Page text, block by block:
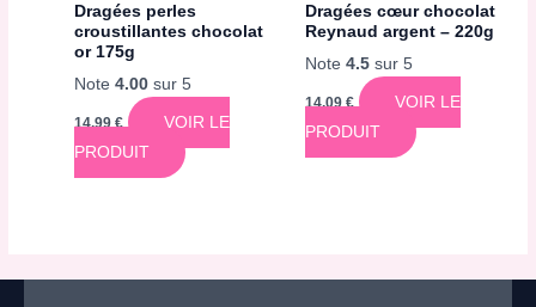
Dragées perles
croustillantes chocolat
or 175g
Note4.00 sur 5
14,99€
VOIR LE
PRODUIT
Dragées cœur chocolat
Reynaud argent – 220g
Note 4.5sur 5
14,09€
VOIR LE
PRODUIT